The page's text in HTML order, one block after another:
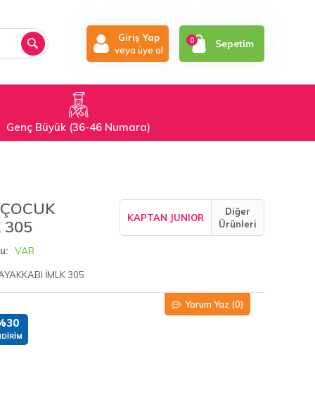
Giriş Yap
veya üye ol
0 Sepetim
Genç Büyük (36-46 Numara)
305
KAPTAN JUNIOR
Diğer
Ürünleri
VAR
İMLK 305
Yorum Yaz (0)